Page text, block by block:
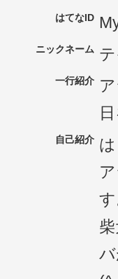
はてなID
ニックネーム
一行紹介
自己紹介
す
バ